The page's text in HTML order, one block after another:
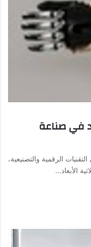
في صناعة
الرقمية والتصنيعية،
الأبعاد…